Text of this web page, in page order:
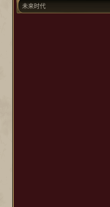
未来时代